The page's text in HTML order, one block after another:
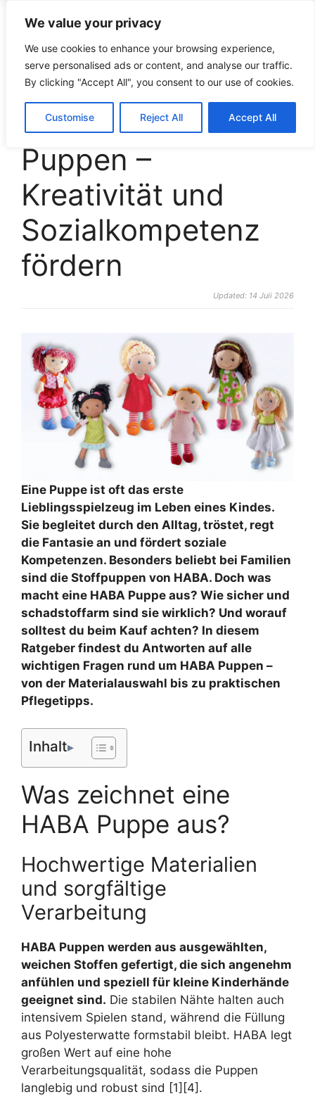
We value your privacy
We use cookies to enhance your browsing experience,
serve personalised ads or content, and analyse our traffic.
By clicking "Accept All", you consent to our use of cookies.
Customise Reject All Accept All
croco-puzzle.de
Die Welt der HABA
Puppen –
Kreativität und
Sozialkompetenz
fördern
Updated: 14 Juli 2026
Eine Puppe ist oft das erste
Lieblingsspielzeug im Leben eines Kindes.
Sie begleitet durch den Alltag, tröstet, regt
die Fantasie an und fördert soziale
Kompetenzen. Besonders beliebt bei Familien
sind die Stoffpuppen von HABA. Doch was
macht eine HABA Puppe aus? Wie sicher und
schadstoffarm sind sie wirklich? Und worauf
solltest du beim Kauf achten? In diesem
Ratgeber findest du Antworten auf alle
wichtigen Fragen rund um HABA Puppen –
von der Materialauswahl bis zu praktischen
Pflegetipps.
Inhalt
Was zeichnet eine
HABA Puppe aus?
Hochwertige Materialien
und sorgfältige
Verarbeitung
HABA Puppen werden aus ausgewählten,
weichen Stoffen gefertigt, die sich angenehm
anfühlen und speziell für kleine Kinderhände
geeignet sind. Die stabilen Nähte halten auch
intensivem Spielen stand, während die Füllung
aus Polyesterwatte formstabil bleibt. HABA legt
großen Wert auf eine hohe
Verarbeitungsqualität, sodass die Puppen
langlebig und robust sind [1][4].